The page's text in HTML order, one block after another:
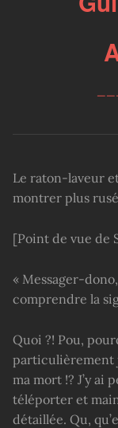
Le raton-laveur
montrer plus rusé
[Point de vue de
« Messager-
comprendre la
Quoi ?! Pou,
particulièrement
ma mort !? J’y ai
téléporter et
détaillée. Qu,